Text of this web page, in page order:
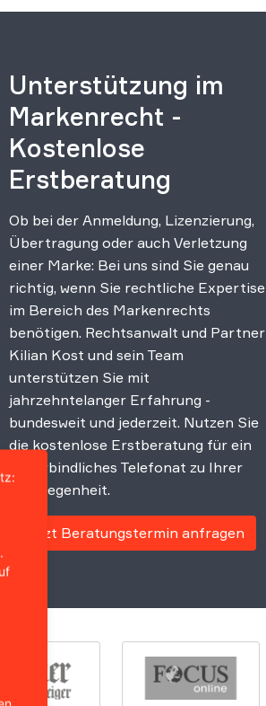
Unterstützung im
Markenrecht -
Kostenlose
Erstberatung
Ob bei der Anmeldung, Lizenzierung,
Übertragung oder auch Verletzung
einer Marke: Bei uns sind Sie genau
richtig, wenn Sie rechtliche Expertise
im Bereich des Markenrechts
benötigen. Rechtsanwalt und Partner
Kilian Kost und sein Team
unterstützen Sie mit
jahrzehntelanger Erfahrung -
bundesweit und jederzeit. Nutzen Sie
die kostenlose Erstberatung für ein
unverbindliches Telefonat zu Ihrer
Angelegenheit.
Jetzt Beratungstermin anfragen